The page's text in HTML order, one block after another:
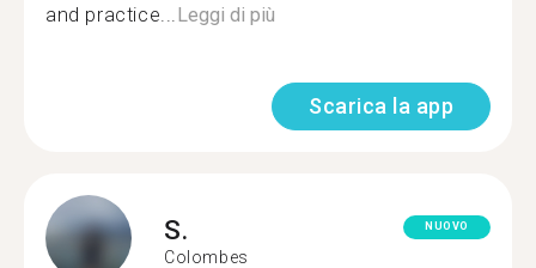
and practice...Leggi di più
Scarica la app
S.
Colombes
NUOVO